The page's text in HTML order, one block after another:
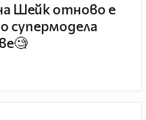
Шейк отново е
супермодела